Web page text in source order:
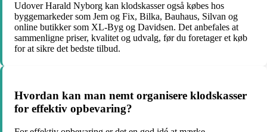
Udover Harald Nyborg kan klodskasser også købes hos
byggemarkeder som Jem og Fix, Bilka, Bauhaus, Silvan og
online butikker som XL-Byg og Davidsen. Det anbefales at
sammenligne priser, kvalitet og udvalg, før du foretager et køb
for at sikre det bedste tilbud.
Hvordan kan man nemt organisere klodskasser
for effektiv opbevaring?